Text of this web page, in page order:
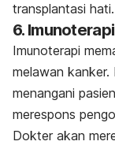
transplantasi hati.
6. Imunoterapi
Imunoterapi
melawan kanker.
menangani
merespons
Dokter akan